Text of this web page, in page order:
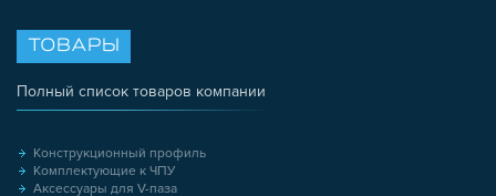
ТОВАРЫ
Полный список товаров компании
Конструкционный профиль
Комплектующие к ЧПУ
Аксессуары для V-паза